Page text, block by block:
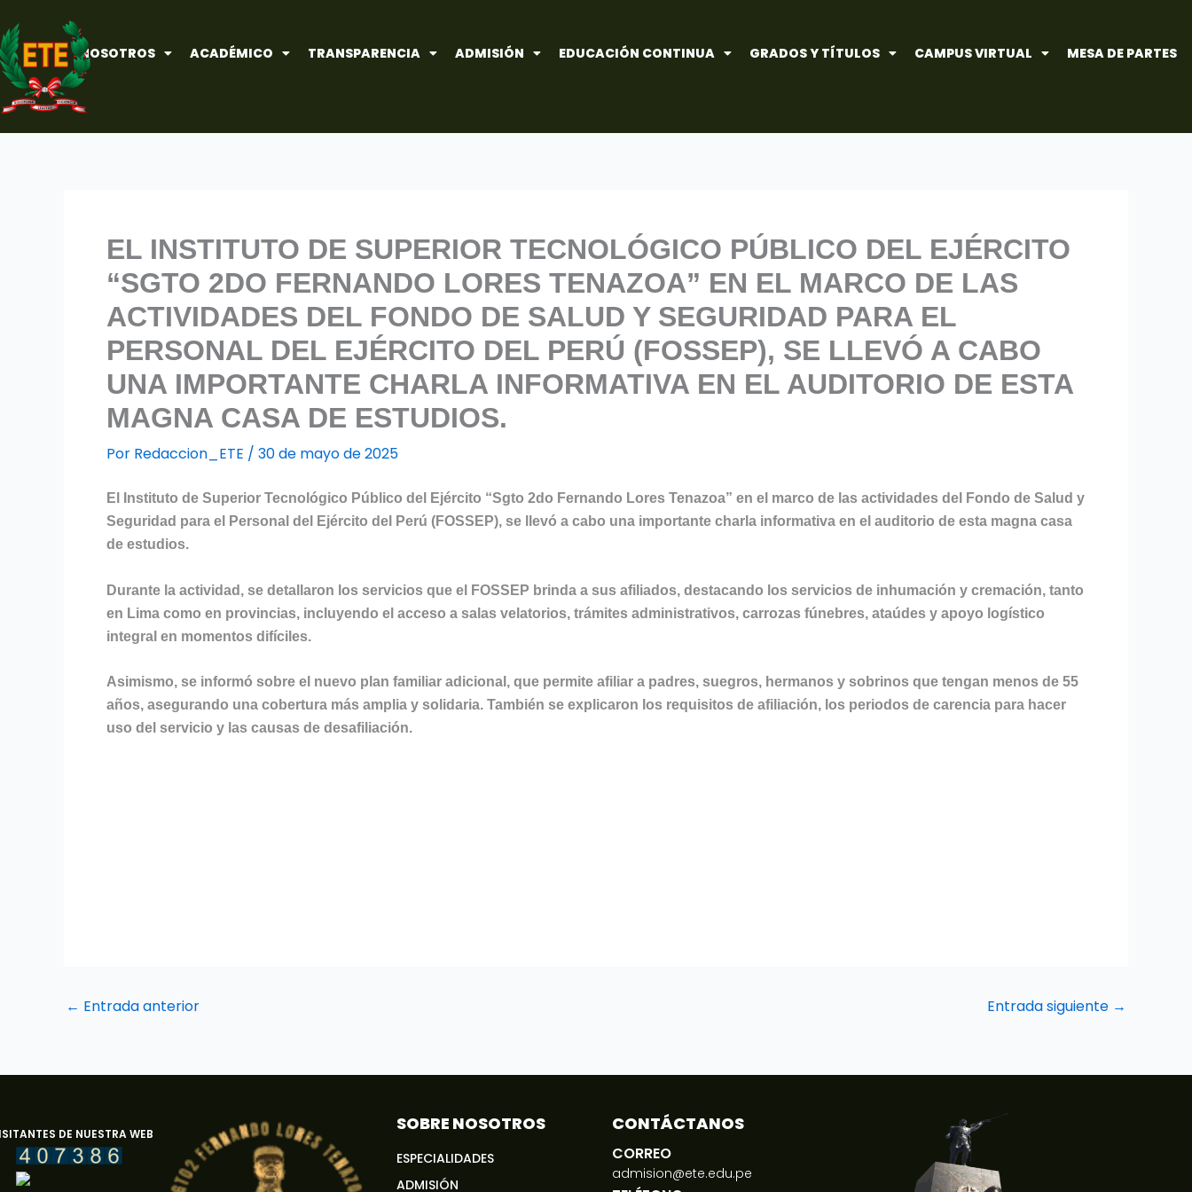
al
contenido
NOSOTROS ACADÉMICO TRANSPARENCIA ADMISIÓN EDUCACIÓN CONTINUA GRADOS Y TÍTULOS CAMPUS VIRTUAL MESA DE PARTES
EL INSTITUTO DE SUPERIOR TECNOLÓGICO PÚBLICO DEL EJÉRCITO
“SGTO 2DO FERNANDO LORES TENAZOA” EN EL MARCO DE LAS
ACTIVIDADES DEL FONDO DE SALUD Y SEGURIDAD PARA EL
PERSONAL DEL EJÉRCITO DEL PERÚ (FOSSEP), SE LLEVÓ A CABO
UNA IMPORTANTE CHARLA INFORMATIVA EN EL AUDITORIO DE ESTA
MAGNA CASA DE ESTUDIOS.
Por Redaccion_ETE / 30 de mayo de 2025
El Instituto de Superior Tecnológico Público del Ejército “Sgto 2do Fernando Lores Tenazoa” en el marco de las actividades del Fondo de Salud y
Seguridad para el Personal del Ejército del Perú (FOSSEP), se llevó a cabo una importante charla informativa en el auditorio de esta magna casa
de estudios.
Durante la actividad, se detallaron los servicios que el FOSSEP brinda a sus afiliados, destacando los servicios de inhumación y cremación, tanto
en Lima como en provincias, incluyendo el acceso a salas velatorios, trámites administrativos, carrozas fúnebres, ataúdes y apoyo logístico
integral en momentos difíciles.
Asimismo, se informó sobre el nuevo plan familiar adicional, que permite afiliar a padres, suegros, hermanos y sobrinos que tengan menos de 55
años, asegurando una cobertura más amplia y solidaria. También se explicaron los requisitos de afiliación, los periodos de carencia para hacer
uso del servicio y las causas de desafiliación.
← Entrada anterior Entrada siguiente →
DE NUESTRA WEB SOBRE NOSOTROS
ESPECIALIDADES
ADMISIÓN
CONTÁCTANOS
CORREO
admision@ete.edu.pe